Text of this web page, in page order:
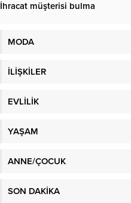
İhracat müşterisi bulma
MODA
İLİŞKİLER
EVLİLİK
YAŞAM
ANNE/ÇOCUK
SON DAKİKA